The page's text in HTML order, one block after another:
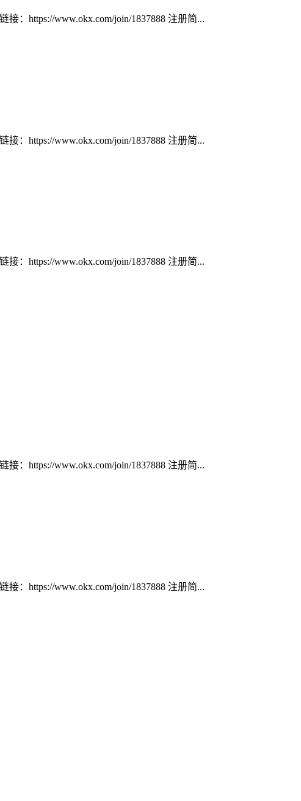
：https://www.okx.com/join/1837888 注册简...
：https://www.okx.com/join/1837888 注册简...
：https://www.okx.com/join/1837888 注册简...
：https://www.okx.com/join/1837888 注册简...
：https://www.okx.com/join/1837888 注册简...